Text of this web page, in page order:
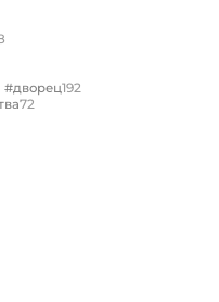
#дворец192
72